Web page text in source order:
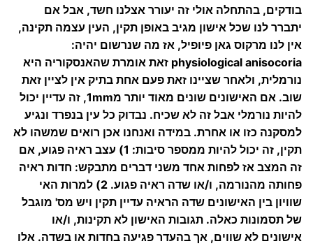
בודקים, בהתחלה אולי זה יעורר אצלנו חשד, אבל אם
יתברר לנו שכל אישון מגיב באופן תקין, העין עצמה תקינה,
אין לנו מרקוס גאן פיופיל, אז מה שנרשום יהיה:
physiological anisocoria זאת אומרת שהאנסקוריה היא
נורמלית, ולאחר שציינו זאת פעם אחת בתיק אין לציין זאת
שוב. אם האישונים שונים מאוד יותר מ1mm, זה עדיין יכול
להיות נורמלי אבל זה לא שכיח. נבדוק כל עין בנפרד ונגיע
למסקנה כזו או אחרת. במידה ואנחנו אכן רואים שמשהו לא
תקין, זה יכול להיות ממספר סיבות: 1) עצב ראיה פגוע, אם
זה המצב אז לפחות אחד משני דברים מתבקש: חדות ראיה
פחותה מהנורמה, ו/או שדה ראיה פגוע. 2) למרות האי
שוויון בין האישונים שדה הראיה עדיין תקין ויש מס' מוגבל
של תסמונות כאלה. תגובות האישון לא תקינות, ו/או
אישונים לא שווים, אך בהעדר פגיעה בחדות או בשדה. אלו